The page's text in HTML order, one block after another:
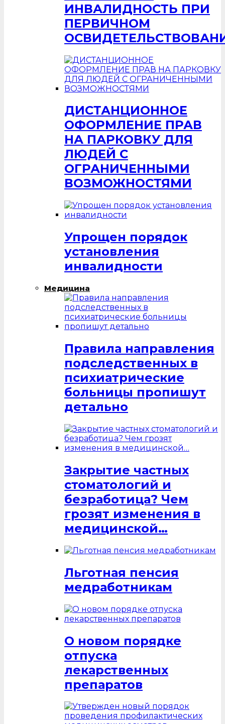
ИНВАЛИДНОСТЬ ПРИ
ПЕРВИЧНОМ
ДИСТАНЦИОННОЕ
ОФОРМЛЕНИЕ ПРАВ
НА ПАРКОВКУ ДЛЯ
ЛЮДЕЙ С
ОГРАНИЧЕННЫМИ
ВОЗМОЖНОСТЯМИ
Упрощен порядок
установления
инвалидности
Медицина
Правила направления
подследственных в
психиатрические
больницы пропишут
детально
Закрытие частных
стоматологий и
безработица? Чем
грозят изменения в
медицинской…
Льготная пенсия
медработникам
О новом порядке
отпуска
лекарственных
препаратов